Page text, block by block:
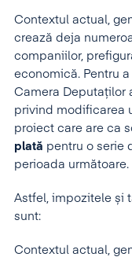
Contextul actual,
crează deja
companiilor,
economică. Pentru
Camera Deputaţilor
privind modificarea
proiect care are ca
plată pentru o serie
perioada următoare.
Astfel, impozitele și
sunt:
Contextul actual,